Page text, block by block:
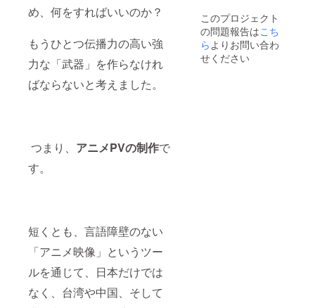
め、何をすればいいのか？
もうひとつ伝播力の高い強
力な「武器」を作らなけれ
ばならないと考えました。
つまり、 アニメPVの制作で
す。
短くとも、言語障壁のない
「アニメ映像」というツー
ルを通じて、日本だけでは
なく、台湾や中国、そして
このプロジェクト
の問題報告はこち
らよりお問い合わ
せください